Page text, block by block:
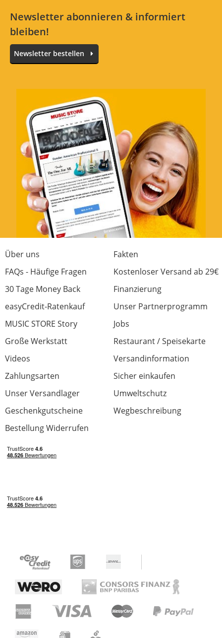
Newsletter abonnieren & informiert
bleiben!
Newsletter bestellen
Über uns
Fakten
FAQs - Häufige Fragen
Kostenloser Versand ab 29€
30 Tage Money Back
Finanzierung
easyCredit-Ratenkauf
Unser Partnerprogramm
MUSIC STORE Story
Jobs
Große Werkstatt
Restaurant / Speisekarte
Videos
Versandinformation
Zahlungsarten
Sicher einkaufen
Unser Versandlager
Umweltschutz
Geschenkgutscheine
Wegbeschreibung
Bestellung Widerrufen